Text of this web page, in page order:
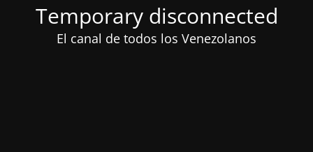
Temporary disconnected
El canal de todos los Venezolanos